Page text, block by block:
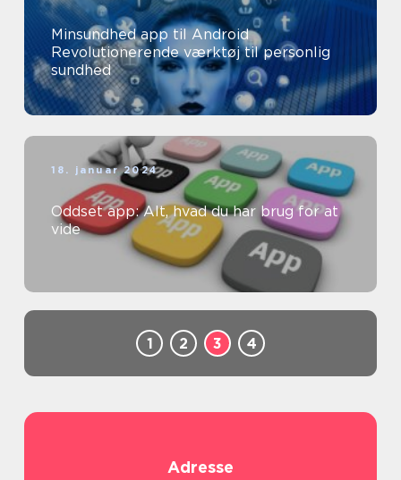
Minsundhed app til Android
Revolutionerende værktøj til personlig
sundhed
18. januar 2024
Oddset app: Alt, hvad du har brug for at
vide
1 2 3 4
Adresse